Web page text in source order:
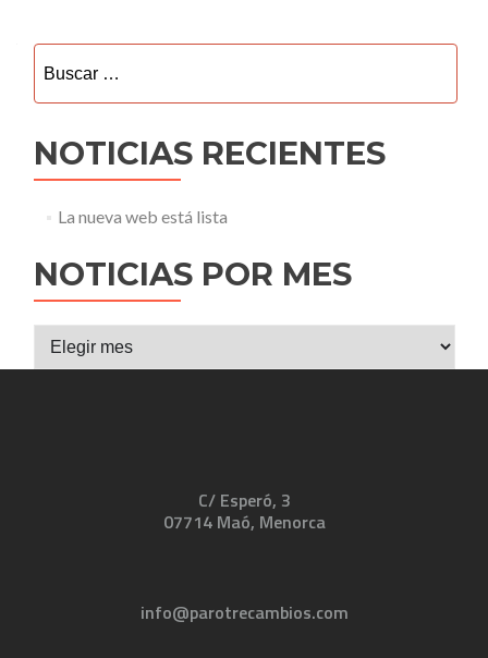
NOTICIAS RECIENTES
La nueva web está lista
NOTICIAS POR MES
Noticias
C/ Esperó, 3
07714 Maó, Menorca
info@parotrecambios.com